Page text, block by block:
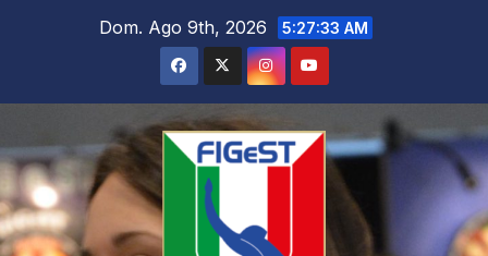
Dom. Ago 9th, 2026 5:27:33 AM